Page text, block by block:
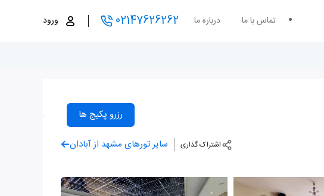
تماس با ما درباره ما 02147626262 ورود
رزرو پکیج ها
اشتراک گذاری سایر تورهای مشهد از آبادان